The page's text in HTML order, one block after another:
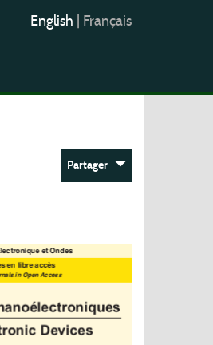
English Français
Partager